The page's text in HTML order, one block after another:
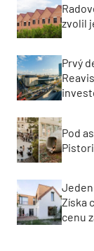
zvolil
Prvý
Pod
Jeden
Získa
cenu